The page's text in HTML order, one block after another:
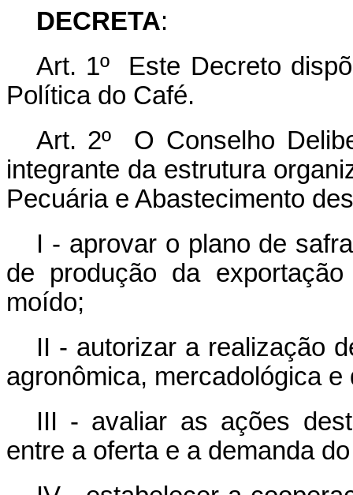
DECRETA:
Art. 1º Este Decreto
Política do Café.
Art. 2º O Conselho
integrante da estrutura
Pecuária e Abastecimento
I - aprovar o plano de
de produção da
moído;
II - autorizar a realização
agronômica, mercadológica
III - avaliar as ações
entre a oferta e a demanda